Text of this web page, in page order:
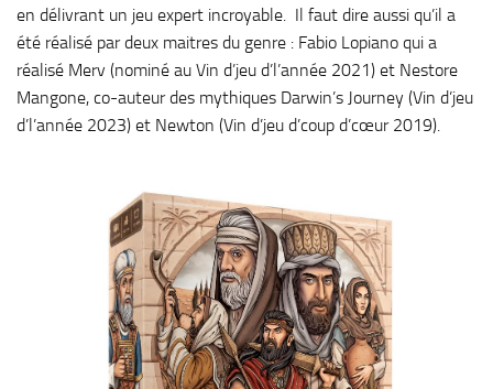
en délivrant un jeu expert incroyable. Il faut dire aussi qu’il a
été réalisé par deux maitres du genre : Fabio Lopiano qui a
réalisé Merv (nominé au Vin d’jeu d’l’année 2021) et Nestore
Mangone, co-auteur des mythiques Darwin’s Journey (Vin d’jeu
d’l’année 2023) et Newton (Vin d’jeu d’coup d’cœur 2019).